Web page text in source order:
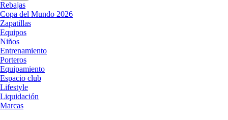
Rebajas
Copa del Mundo 2026
Zapatillas
Equipos
Niños
Entrenamiento
Porteros
Equipamiento
Espacio club
Lifestyle
Liquidación
Marcas